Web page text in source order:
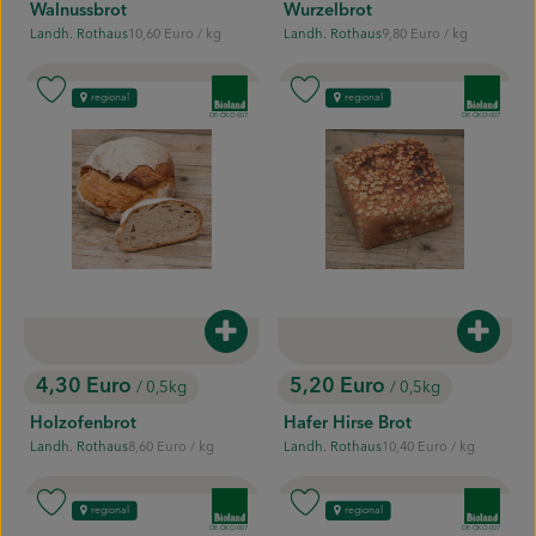
Walnussbrot
Landh. Rothaus, Referenzpreis:
10,60 Euro / kg
Wurzelbrot
Landh. Rothaus, Referenzpreis:
9,80 Euro / kg
, Preis:
4,30 Euro / 0,5kg
Holzofenbrot
Landh. Rothaus, Referenzpreis:
8,60 Euro / kg
Produkt zum Warenkorb hinzufügen
, Kontrollstelle:
DE-ÖKO-007
regional
Produkt zu Favouriten hinzufügen
, Preis:
5,20 Euro / 0,5kg
Hafer Hirse Brot
Landh. Rothaus, Referenzpreis:
10,40 Euro / kg
, Kontrollstelle:
DE-ÖKO-007
regional
Produkt zu Favouriten hinzufügen
, Kontrollstelle:
DE-ÖKO-007
regional
Produkt zu Favouriten hinzufügen
, Kontrollstelle:
DE-ÖKO-007
regional
Produkt zu Favouriten hinzufügen